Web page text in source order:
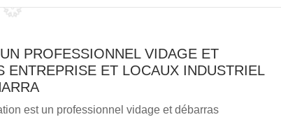
PROFESSIONNEL VIDAGE ET
ENTREPRISE ET LOCAUX INDUSTRIEL
est un professionnel vidage et débarras